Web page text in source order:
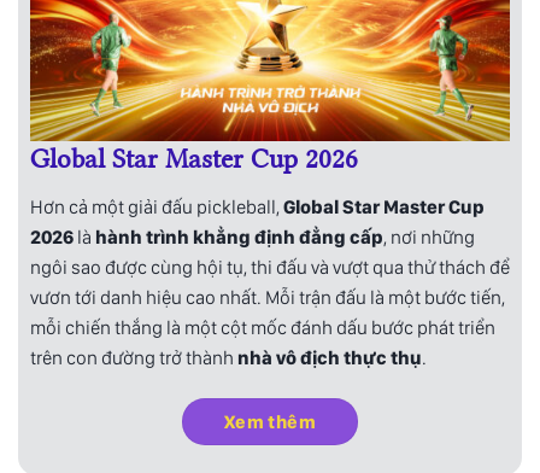
Global Star Master Cup 2026
Hơn cả một giải đấu pickleball, Global Star Master Cup
2026 là hành trình khẳng định đẳng cấp, nơi những
ngôi sao được cùng hội tụ, thi đấu và vượt qua thử thách để
vươn tới danh hiệu cao nhất. Mỗi trận đấu là một bước tiến,
mỗi chiến thắng là một cột mốc đánh dấu bước phát triển
trên con đường trở thành nhà vô địch thực thụ.
Xem thêm